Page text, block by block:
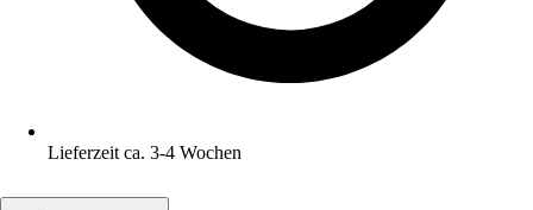
Lieferzeit ca. 3-4 Wochen